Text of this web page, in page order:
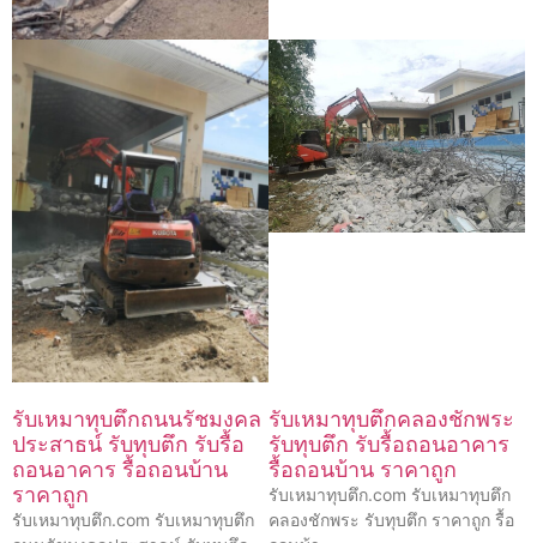
รับเหมาทุบตึกถนนรัชมงคล
ประสาธน์ รับทุบตึก รับรื้อ
ถอนอาคาร รื้อถอนบ้าน
ราคาถูก
รับเหมาทุบตึก.com รับเหมาทุบตึก
รับเหมาทุบตึกคลองชักพระ
รับทุบตึก รับรื้อถอนอาคาร
รื้อถอนบ้าน ราคาถูก
รับเหมาทุบตึก.com รับเหมาทุบตึก
คลองชักพระ รับทุบตึก ราคาถูก รื้อ